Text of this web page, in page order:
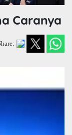
Caranya